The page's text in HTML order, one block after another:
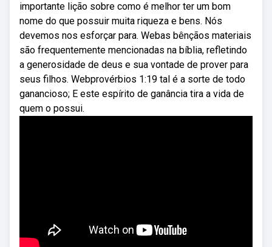
importante lição sobre como é melhor ter um bom
nome do que possuir muita riqueza e bens. Nós
devemos nos esforçar para. Webas bênçãos materiais
são frequentemente mencionadas na bíblia, refletindo
a generosidade de deus e sua vontade de prover para
seus filhos. Webprovérbios 1:19 tal é a sorte de todo
ganancioso; E este espírito de ganância tira a vida de
quem o possui.